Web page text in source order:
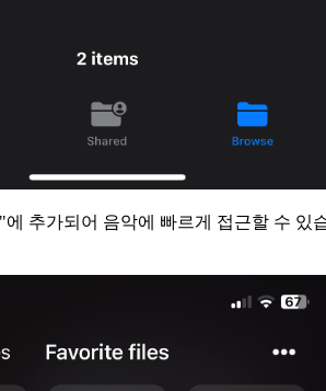
에 추가되어 음악에 빠르게 접근할 수 있